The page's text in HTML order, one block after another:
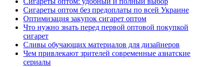
Сигареты оптом без предоплаты по всей Украине
Оптимизация закупок сигарет оптом
Что нужно знать перед первой оптовой покупкой
сигарет
Сливы обучающих материалов для дизайнеров
Чем привлекают зрителей современные азиатские
сериалы